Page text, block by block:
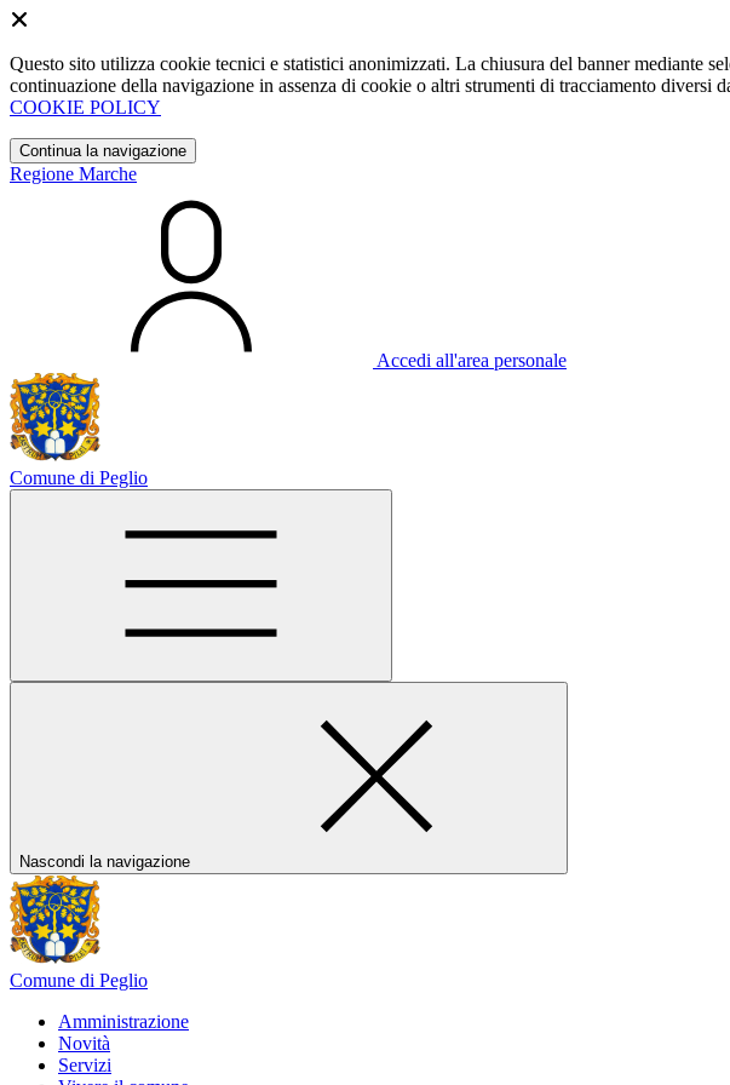
Questo sito utilizza cookie tecnici e statistici anonimizzati. La chiusura del banner mediante
continuazione della navigazione in assenza di cookie o altri strumenti di tracciamento diversi
COOKIE POLICY
Continua la navigazione
Regione Marche
Accedi all'area personale
Comune di Peglio
Nascondi la navigazione
Comune di Peglio
Amministrazione
Novità
Servizi